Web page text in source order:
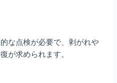
な点検が必要で、剥がれや
が求められます。